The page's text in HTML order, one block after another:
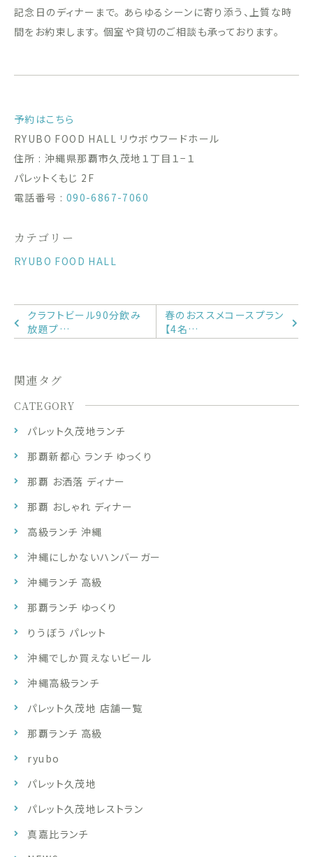
記念日のディナーまで。 あらゆるシーンに寄り添う、上質な時
間をお約束します。 個室や貸切のご相談も承っております。
予約はこちら
RYUBO FOOD HALL リウボウフードホール
住所 : 沖縄県那覇市久茂地１丁目１−１
パレットくもじ 2F
電話番号 : 090-6867-7060
カテゴリー
RYUBO FOOD HALL
クラフトビール90分飲み
放題プ…
春のおススメコースプラン
【4名…
関連タグ
CATEGORY
パレット久茂地ランチ
那覇新都心 ランチ ゆっくり
那覇 お洒落 ディナー
那覇 おしゃれ ディナー
高級ランチ 沖縄
沖縄にしかないハンバーガー
沖縄ランチ 高級
那覇ランチ ゆっくり
りうぼう パレット
沖縄でしか買えないビール
沖縄高級ランチ
パレット久茂地 店舗一覧
那覇ランチ 高級
ryubo
パレット久茂地
パレット久茂地レストラン
真嘉比ランチ